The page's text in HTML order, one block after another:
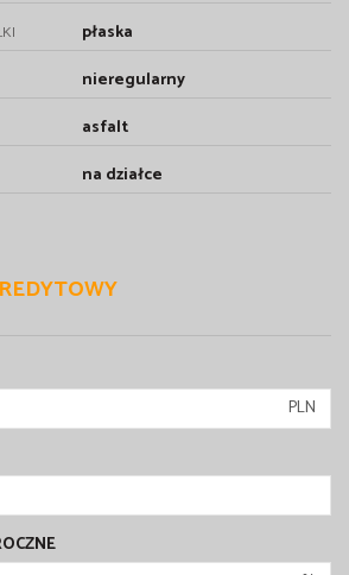
płaska
nieregularny
asfalt
na działce
PLN